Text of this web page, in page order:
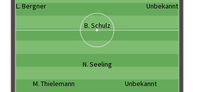
L. Bergner Unbekannt
B. Schulz
N. Seeling
M. Thielemann Unbekannt